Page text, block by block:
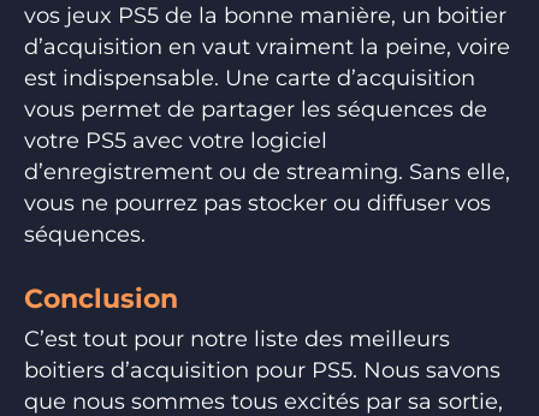
vos jeux PS5 de la bonne manière, un boitier
d’acquisition en vaut vraiment la peine, voire
est indispensable. Une carte d’acquisition
vous permet de partager les séquences de
votre PS5 avec votre logiciel
d’enregistrement ou de streaming. Sans elle,
vous ne pourrez pas stocker ou diffuser vos
séquences.
Conclusion
C’est tout pour notre liste des meilleurs
boitiers d’acquisition pour PS5. Nous savons
que nous sommes tous excités par sa sortie,